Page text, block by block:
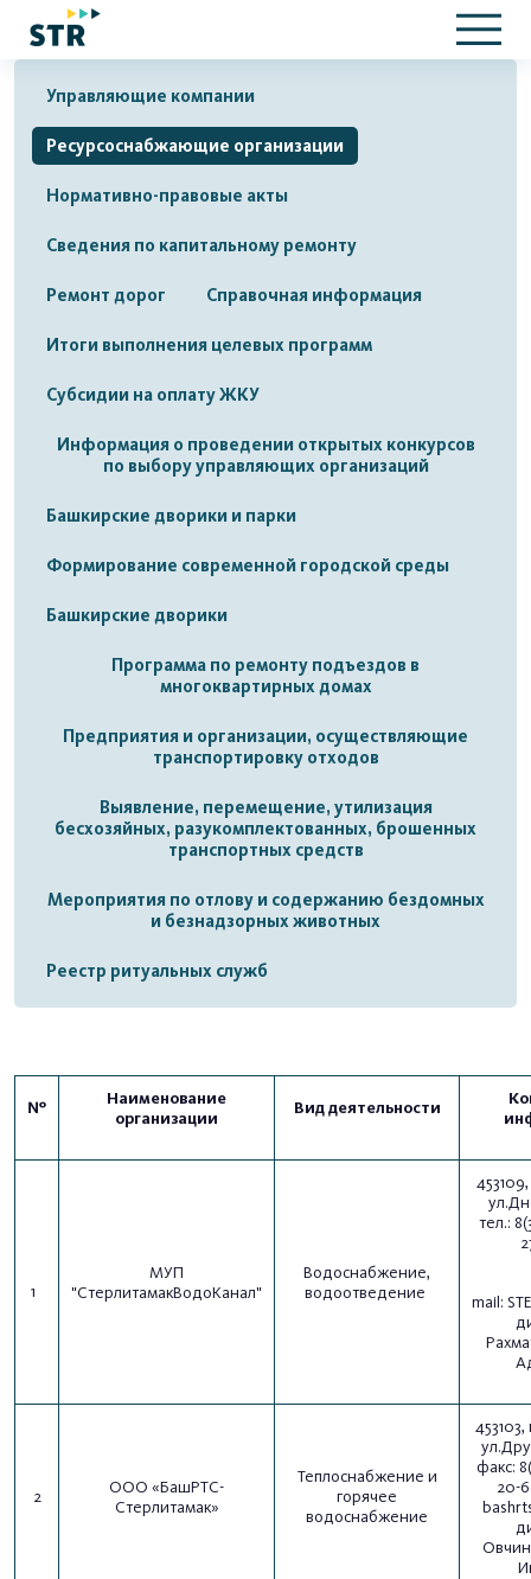
Управляющие компании
Ресурсоснабжающие организации
Нормативно-правовые акты
Сведения по капитальному ремонту
Ремонт дорог Справочная информация
Итоги выполнения целевых программ
Субсидии на оплату ЖКУ
Информация о проведении открытых конкурсов
по выбору управляющих организаций
Башкирские дворики и парки
Формирование современной городской среды
Башкирские дворики
Программа по ремонту подъездов в
многоквартирных домах
Предприятия и организации, осуществляющие
транспортировку отходов
Выявление, перемещение, утилизация
бесхозяйных, разукомплектованных, брошенных
транспортных средств
Мероприятия по отлову и содержанию бездомных
и безнадзорных животных
Реестр ритуальных служб
№
Наименование
организации
Вид деятельности
1
МУП
"СтерлитамакВодоКанал"
Водоснабжение,
водоотведение
тел.:
mail:
2
ООО «БашРТС-
Стерлитамак»
Теплоснабжение и
горячее
водоснабжение
факс:
20-